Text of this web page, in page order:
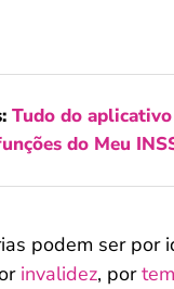
Tudo do
do Meu
podem ser por
invalidez, por